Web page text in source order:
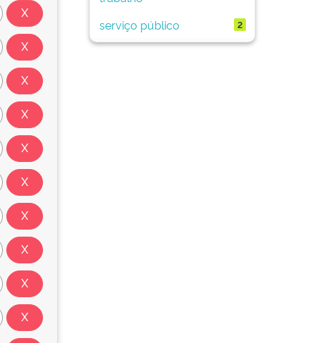
serviço público 2